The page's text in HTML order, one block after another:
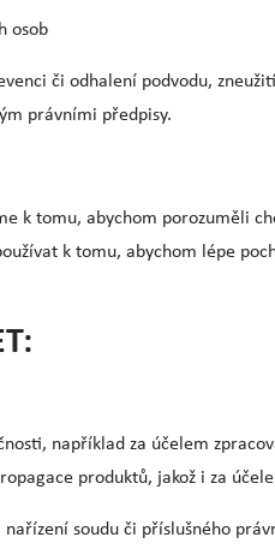
osob
či odhalení podvodu,
právními předpisy.
k tomu, abychom
k tomu, abychom lépe
například za účelem
produktů, jakož i za
soudu či příslušného